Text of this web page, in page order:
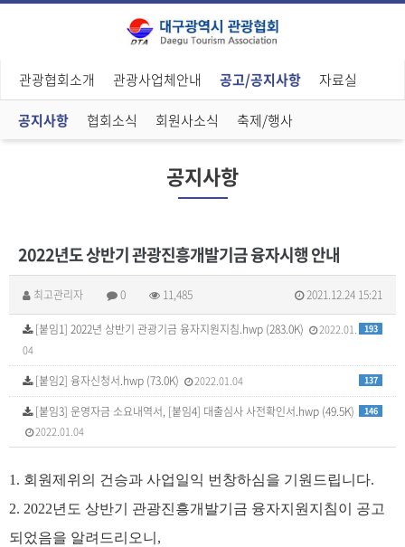
관광협회소개 관광사업체안내 공고/공지사항 자료실
공지사항 협회소식 회원사소식 축제/행사
공지사항
2022년도 상반기 관광진흥개발기금 융자시행 안내
최고관리자 0 11,485 2021.12.24 15:21
193
[붙임1] 2022년 상반기 관광기금 융자지원지침.hwp (283.0K)
2022.01.
04
137
[붙임2] 융자신청서.hwp (73.0K) 2022.01.04
146
[붙임3] 운영자금 소요내역서, [붙임4] 대출심사 사전확인서.hwp (49.5K)
2022.01.04
1. 회원제위의 건승과 사업일익 번창하심을 기원드립니다.
2. 2022년도 상반기 관광진흥개발기금 융자지원지침이 공고
되었음을 알려드리오니 ,